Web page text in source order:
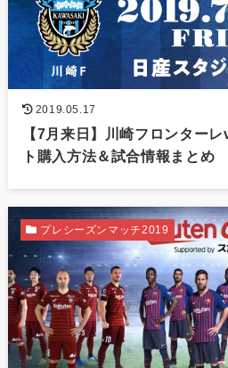
2019.05.17
【7月来日】川崎フロンター
ト購入方法＆試合情報まとめ
プレシーズンマッチ2019